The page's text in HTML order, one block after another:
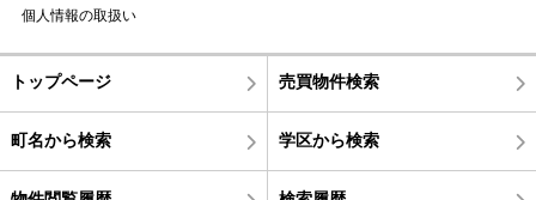
個人情報の取扱い
トップページ 売買物件検索
町名から検索 学区から検索